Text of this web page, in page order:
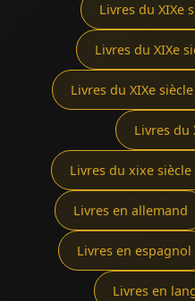
Livres du XIXe
Livres du XIXe
Livres du XIXe
Livres du
Livres du xixe
Livres en allemand
Livres en espagnol
Livres en